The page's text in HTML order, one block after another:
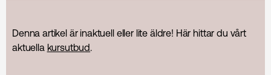
Denna artikel är inaktuell eller lite äldre! Här hittar du vårt
aktuella kursutbud.